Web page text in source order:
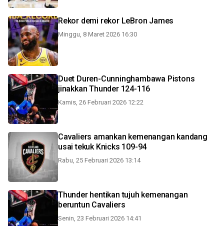
Rekor demi rekor LeBron James
Minggu, 8 Maret 2026 16:30
Duet Duren-Cunninghambawa Pistons
jinakkan Thunder 124-116
Kamis, 26 Februari 2026 12:22
Cavaliers amankan kemenangan kandang
usai tekuk Knicks 109-94
Rabu, 25 Februari 2026 13:14
Thunder hentikan tujuh kemenangan
beruntun Cavaliers
Senin, 23 Februari 2026 14:41